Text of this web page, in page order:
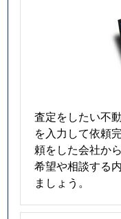
査定をしたい不
を入力して依頼
頼をした会社か
希望や相談する
ましょう。